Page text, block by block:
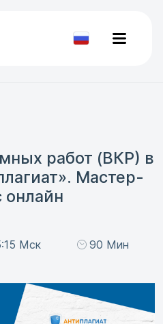
работ (ВКР) в
Мастер-
онлайн
Мск 90 Мин